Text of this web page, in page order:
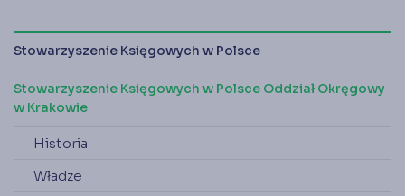
Stowarzyszenie Księgowych w Polsce
Stowarzyszenie Księgowych w Polsce Oddział Okręgowy
w Krakowie
Historia
Władze